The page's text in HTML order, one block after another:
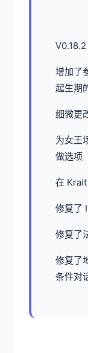
V0.18.2
增加了
起生期
细微更
为女王
做选项
在
修复了
修复了
修复了
条件对